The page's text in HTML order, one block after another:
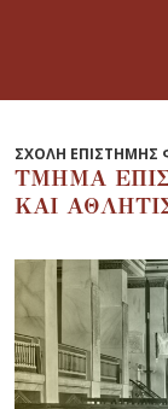
ΣΧΟΛΗ ΕΠΙΣΤΗΜΗΣ
ΤΜΗΜΑ
ΚΑΙ